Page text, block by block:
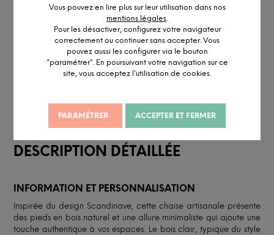
Vous pouvez en lire plus sur leur utilisation dans nos
mentions légales
Pour les désactiver, configurez votre navigateur
correctement ou continuer sans accepter. Vous
pouvez aussi les configurer via le bouton
"paramétrer". En poursuivant votre navigation sur ce
site, vous acceptez l’utilisation de cookies.
PARAMÉTRER ACCEPTER ET FERMER
authentique à vos espaces.
PLUS DE DÉTAILS
OBTENIR UN DEVIS PERSONNALISÉ
DESCRIPTION DÉTAILLÉE
INFORMATION ET PERSONNALISATION
Inspirée du design Scandinave, cette chaise artisanale présente
des pieds en bois naturel et une allure minimaliste qui ajoute une
touche authentique à vos espaces. Le bois clair, typique du style